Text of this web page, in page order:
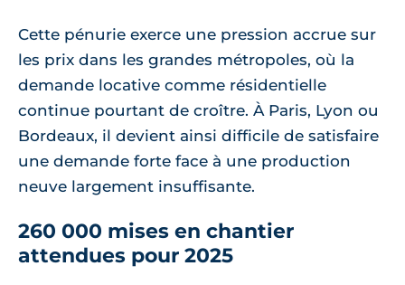
Cette pénurie exerce une pression accrue sur
les prix dans les grandes métropoles, où la
demande locative comme résidentielle
continue pourtant de croître. À Paris, Lyon ou
Bordeaux, il devient ainsi difficile de satisfaire
une demande forte face à une production
neuve largement insuffisante.
260 000 mises en chantier
attendues pour 2025